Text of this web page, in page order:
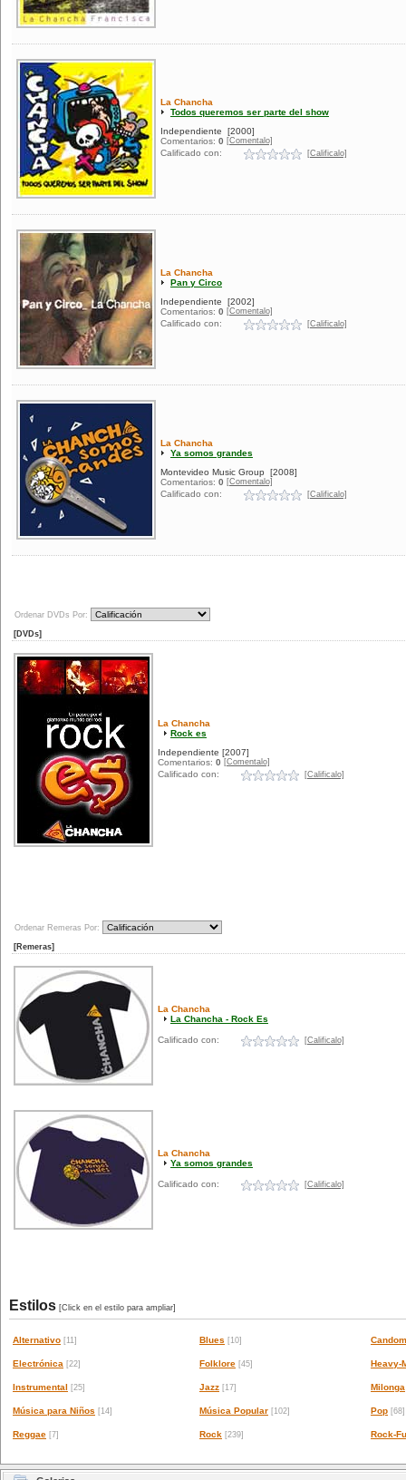
La Chancha
Todos queremos ser parte del show
Independiente
[2000]
Comentarios: 0 [Comentalo]
Calificado con: [Calificalo]
La Chancha
Pan y Circo
Independiente
[2002]
Comentarios: 0 [Comentalo]
Calificado con: [Calificalo]
La Chancha
Ya somos grandes
Montevideo Music Group
[2008]
Comentarios: 0 [Comentalo]
Calificado con: [Calificalo]
Ordenar DVDs Por:
[DVDs]
La Chancha
Rock es
Independiente [2007]
Comentarios: 0 [Comentalo]
Calificado con: [Calificalo]
Ordenar Remeras Por:
[Remeras]
La Chancha
La Chancha - Rock Es
Calificado con: [Calificalo]
La Chancha
Ya somos grandes
Calificado con: [Calificalo]
Estilos [Click en el estilo para ampliar]
Alternativo [11] Blues [10]
Electrónica [22] Folklore [45] Heavy-
Instrumental [25] Jazz [17] Milonga
Música para Niños [14] Música Popular [102] Pop [68]
Reggae [7] Rock [239] Rock-